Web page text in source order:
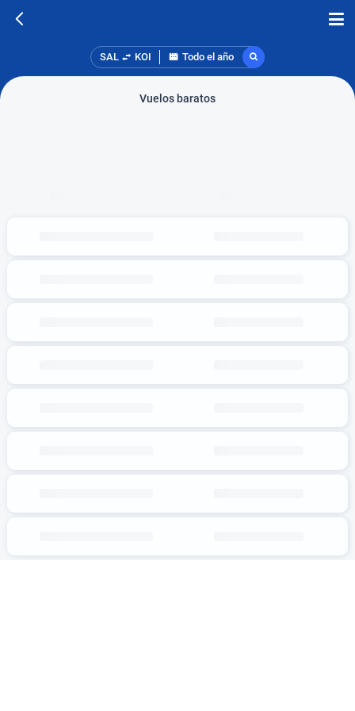
SAL KOI Todo el año
Vuelos baratos